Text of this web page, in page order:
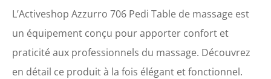
L’Activeshop Azzurro 706 Pedi Table de massage est
un équipement conçu pour apporter confort et
praticité aux professionnels du massage. Découvrez
en détail ce produit à la fois élégant et fonctionnel.